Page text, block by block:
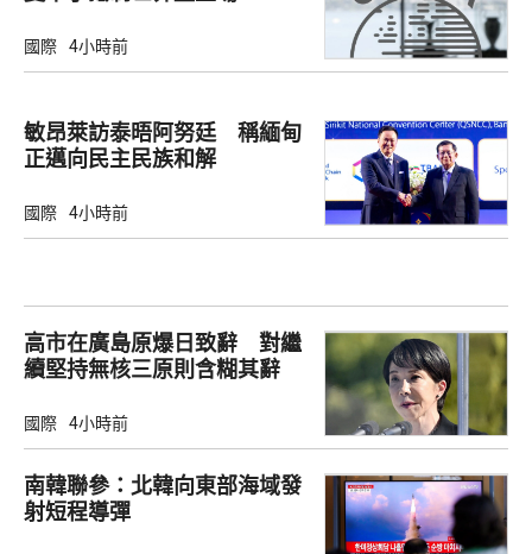
國際 4小時前
敏昂萊訪泰晤阿努廷 稱緬甸
正邁向民主民族和解
國際 4小時前
高市在廣島原爆日致辭 對繼
續堅持無核三原則含糊其辭
國際 4小時前
南韓聯參：北韓向東部海域發
射短程導彈